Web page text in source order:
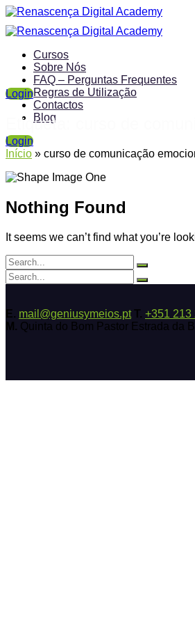
Cursos
Sobre Nós
FAQ – Perguntas Frequentes
Regras de Utilização
Contactos
Blog
Login
Login
Etiqueta:
Início » curso de comunicação
Nothing Found
It seems we can’t find what you’re
E. mail@geniusymeios.pt T. +351 213
M. Quinta do Bom Pastor Estrada da